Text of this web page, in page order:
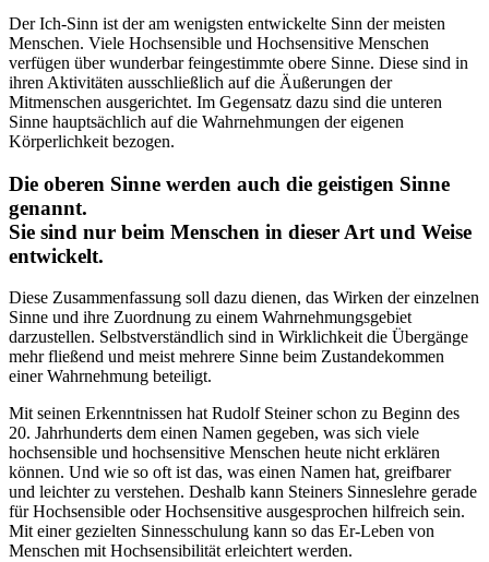
Der Ich-Sinn ist der am wenigsten entwickelte Sinn der meisten
Menschen. Viele Hochsensible und Hochsensitive Menschen
verfügen über wunderbar feingestimmte obere Sinne. Diese sind in
ihren Aktivitäten ausschließlich auf die Äußerungen der
Mitmenschen ausgerichtet. Im Gegensatz dazu sind die unteren
Sinne hauptsächlich auf die Wahrnehmungen der eigenen
Körperlichkeit bezogen.
Die oberen Sinne werden auch die geistigen Sinne
genannt.
Sie sind nur beim Menschen in dieser Art und Weise
entwickelt.
Diese Zusammenfassung soll dazu dienen, das Wirken der einzelnen
Sinne und ihre Zuordnung zu einem Wahrnehmungsgebiet
darzustellen. Selbstverständlich sind in Wirklichkeit die Übergänge
mehr fließend und meist mehrere Sinne beim Zustandekommen
einer Wahrnehmung beteiligt.
Mit seinen Erkenntnissen hat Rudolf Steiner schon zu Beginn des
20. Jahrhunderts dem einen Namen gegeben, was sich viele
hochsensible und hochsensitive Menschen heute nicht erklären
können. Und wie so oft ist das, was einen Namen hat, greifbarer
und leichter zu verstehen. Deshalb kann Steiners Sinneslehre gerade
für Hochsensible oder Hochsensitive ausgesprochen hilfreich sein.
Mit einer gezielten Sinnesschulung kann so das Er-Leben von
Menschen mit Hochsensibilität erleichtert werden.